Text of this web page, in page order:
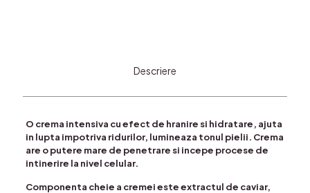
Descriere
O crema intensiva cu efect de hranire si hidratare, ajuta
in lupta impotriva ridurilor, lumineaza tonul pielii. Crema
are o putere mare de penetrare si incepe procese de
intinerire la nivel celular.
Componenta cheie a cremei este extractul de caviar,